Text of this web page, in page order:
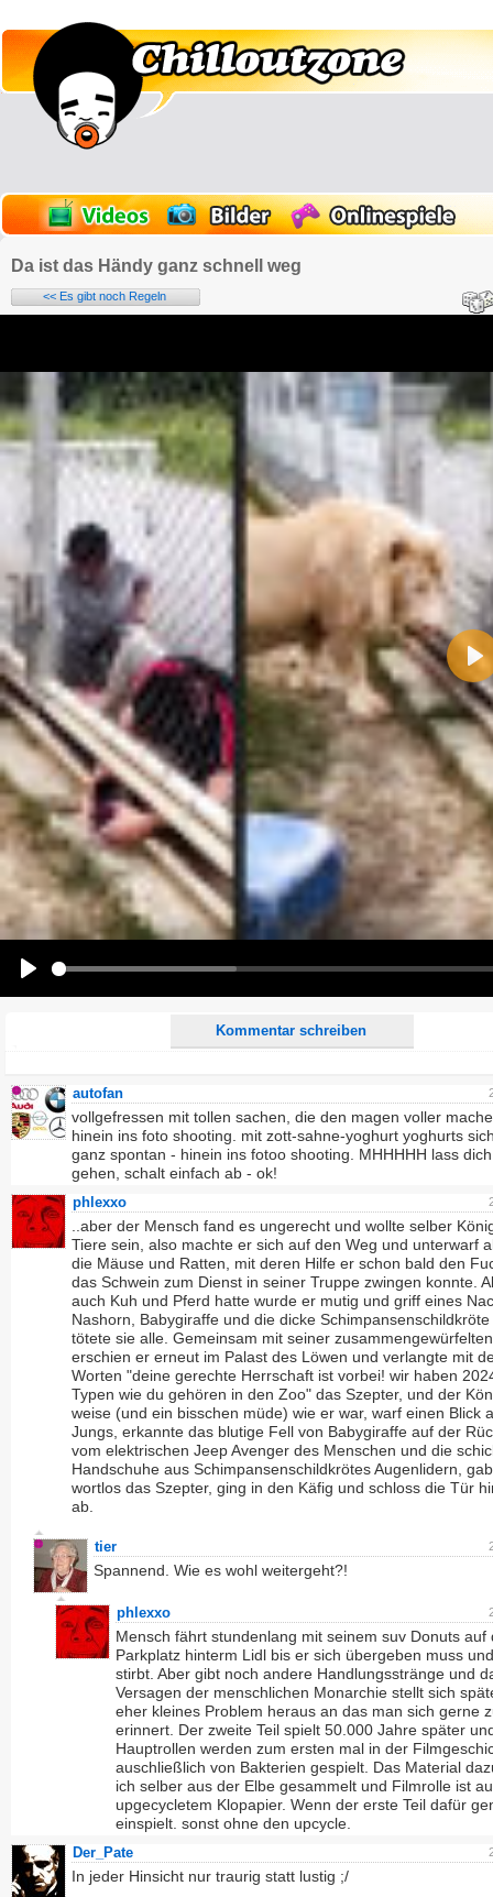
Da ist das Händy ganz schnell weg
<< Es gibt noch Regeln
Kommentar schreiben
Name:
E-Mail-Adresse (optional):
Kommentar:
Alle HTML-Tags außer <br>, <strike> und <i> werden aus Deinem Kommentar entfernt.
URLs werden automatisch umgewandelt. Bitte verwende "www." oder "http://" in URLs
Ich möchte eine E-Mail, wenn auf dieser Seite weitere Kommentare erscheinen.
autofan
vollgefressen mit tollen sachen, die den magen voller
hinein ins foto shooting. mit zott-sahne-yoghurt yoghurts
ganz spontan - hinein ins fotoo shooting. MHHHHH lass
gehen, schalt einfach ab - ok!
phlexxo
..aber der Mensch fand es ungerecht und wollte selber
Tiere sein, also machte er sich auf den Weg und unterwarf
die Mäuse und Ratten, mit deren Hilfe er schon bald den
das Schwein zum Dienst in seiner Truppe zwingen konnte.
auch Kuh und Pferd hatte wurde er mutig und griff eines
Nashorn, Babygiraffe und die dicke
tötete sie alle. Gemeinsam mit seiner
erschien er erneut im Palast des Löwen und verlangte mit
Worten "deine gerechte Herrschaft ist vorbei! wir haben
Typen wie du gehören in den Zoo" das Szepter, und der
weise (und ein bisschen müde) wie er war, warf einen Blick
Jungs, erkannte das blutige Fell von Babygiraffe auf der
vom elektrischen Jeep Avenger des Menschen und die
Handschuhe aus Schimpansenschildkrötes Augenlidern,
wortlos das Szepter, ging in den Käfig und schloss die Tür
ab.
tier
Spannend. Wie es wohl weitergeht?!
phlexxo
Mensch fährt stundenlang mit seinem suv Donuts auf
Parkplatz hinterm Lidl bis er sich übergeben muss
stirbt. Aber gibt noch andere Handlungsstränge und
Versagen der menschlichen Monarchie stellt sich
eher kleines Problem heraus an das man sich gerne
erinnert. Der zweite Teil spielt 50.000 Jahre später
Hauptrollen werden zum ersten mal in der
auschließlich von Bakterien gespielt. Das Material
ich selber aus der Elbe gesammelt und Filmrolle ist
upgecycletem Klopapier. Wenn der erste Teil dafür
einspielt. sonst ohne den upcycle.
Der_Pate
In jeder Hinsicht nur traurig statt lustig ;/